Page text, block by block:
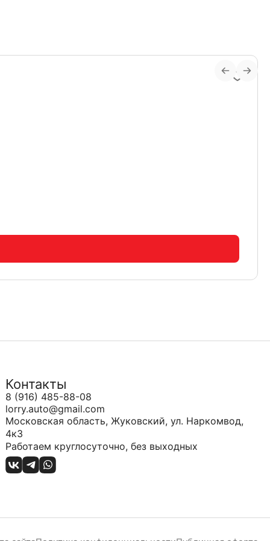
Контакты
8 (916) 485-88-08
lorry.auto@gmail.com
Московская область, Жуковский, ул. Наркомвод,
4к3
Работаем круглосуточно, без выходных